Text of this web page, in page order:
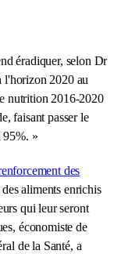
éradiquer, selon Dr
2020 au
nutrition 2016-2020
faisant passer le
95%. »
des
aliments enrichis
qui leur seront
économiste de
de la Santé, a